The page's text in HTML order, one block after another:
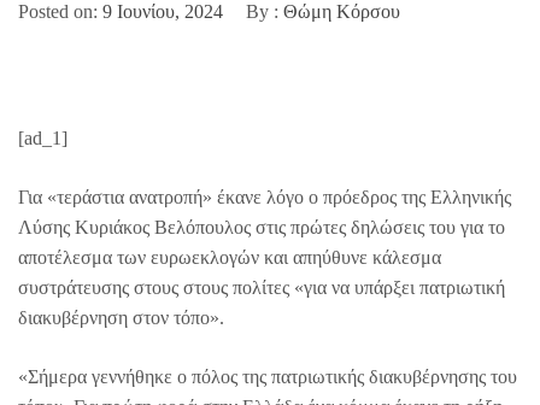
Posted on: 9 Ιουνίου, 2024 By : Θώμη Κόρσου
[ad_1]
Για «τεράστια ανατροπή» έκανε λόγο ο πρόεδρος της Ελληνικής
Λύσης Κυριάκος Βελόπουλος στις πρώτες δηλώσεις του για το
αποτέλεσμα των ευρωεκλογών και απηύθυνε κάλεσμα
συστράτευσης στους στους πολίτες «για να υπάρξει πατριωτική
διακυβέρνηση στον τόπο».
«Σήμερα γεννήθηκε ο πόλος της πατριωτικής διακυβέρνησης του